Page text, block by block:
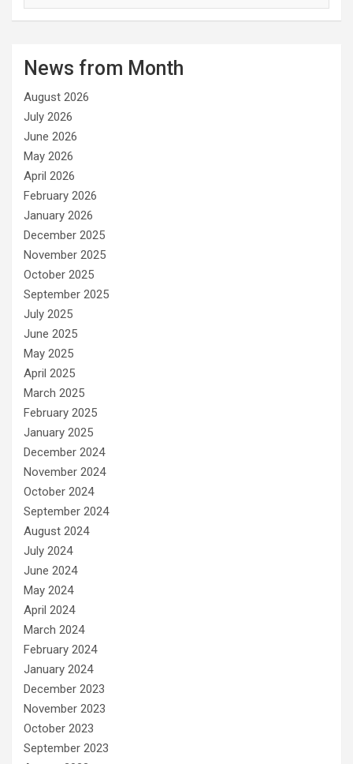
o
i
e
s
News from Month
August 2026
July 2026
June 2026
May 2026
April 2026
February 2026
January 2026
December 2025
November 2025
October 2025
September 2025
July 2025
June 2025
May 2025
April 2025
March 2025
February 2025
January 2025
December 2024
November 2024
October 2024
September 2024
August 2024
July 2024
June 2024
May 2024
April 2024
March 2024
February 2024
January 2024
December 2023
November 2023
October 2023
September 2023